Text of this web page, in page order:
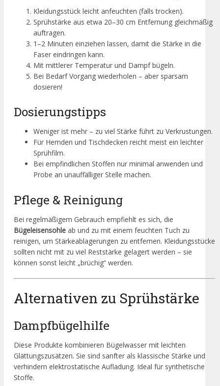
Kleidungsstück leicht anfeuchten (falls trocken).
Sprühstärke aus etwa 20–30 cm Entfernung gleichmäßig
auftragen.
1–2 Minuten einziehen lassen, damit die Stärke in die
Faser eindringen kann.
Mit mittlerer Temperatur und Dampf bügeln.
Bei Bedarf Vorgang wiederholen – aber sparsam
dosieren!
Dosierungstipps
Weniger ist mehr – zu viel Stärke führt zu Verkrustungen.
Für Hemden und Tischdecken reicht meist ein leichter
Sprühfilm.
Bei empfindlichen Stoffen nur minimal anwenden und
Probe an unauffälliger Stelle machen.
Pflege & Reinigung
Bei regelmäßigem Gebrauch empfiehlt es sich, die
Bügeleisensohle ab und zu mit einem feuchten Tuch zu
reinigen, um Stärkeablagerungen zu entfernen. Kleidungsstücke
sollten nicht mit zu viel Reststärke gelagert werden – sie
können sonst leicht „brüchig“ werden.
Alternativen zu Sprühstärke
Dampfbügelhilfe
Diese Produkte kombinieren Bügelwasser mit leichten
Glättungszusätzen. Sie sind sanfter als klassische Stärke und
verhindern elektrostatische Aufladung. Ideal für synthetische
Stoffe.